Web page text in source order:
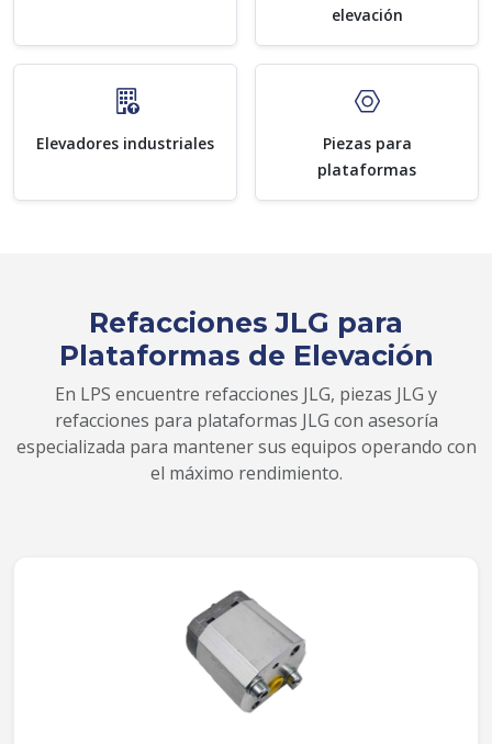
elevación
Elevadores industriales
Piezas para
plataformas
Refacciones JLG para
Plataformas de Elevación
En LPS encuentre refacciones JLG, piezas JLG y
refacciones para plataformas JLG con asesoría
especializada para mantener sus equipos operando con
el máximo rendimiento.